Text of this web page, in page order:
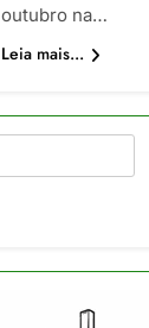
outubro na…
Leia mais...